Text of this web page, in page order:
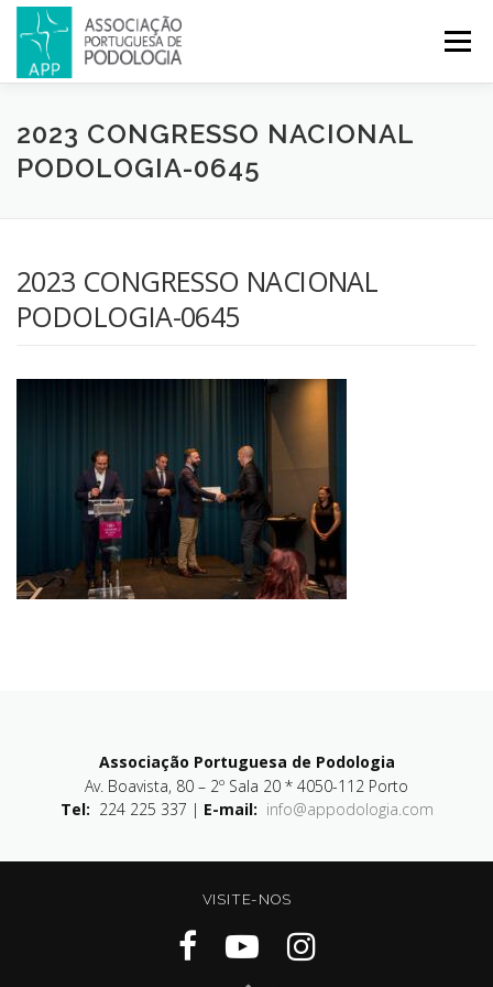
Menu
APP PODOLOGIA LICENCIATURA EM PODOLOGIA
CONGRESSOS REVISTA CONTACTOS
2023 CONGRESSO NACIONAL
PODOLOGIA-0645
2023 CONGRESSO NACIONAL
PODOLOGIA-0645
Associação Portuguesa de Podologia
Av. Boavista, 80 – 2º Sala 20 * 4050-112 Porto
Tel: 224 225 337 | E-mail: info@appodologia.com
VISITE-NOS